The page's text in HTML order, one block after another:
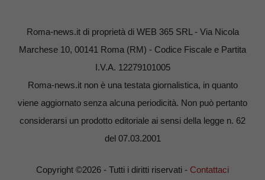
Roma-news.it di proprietà di WEB 365 SRL - Via Nicola
Marchese 10, 00141 Roma (RM) - Codice Fiscale e Partita
I.V.A. 12279101005
Roma-news.it non è una testata giornalistica, in quanto
viene aggiornato senza alcuna periodicità. Non può pertanto
considerarsi un prodotto editoriale ai sensi della legge n. 62
del 07.03.2001
Copyright ©2026 - Tutti i diritti riservati - Contattaci